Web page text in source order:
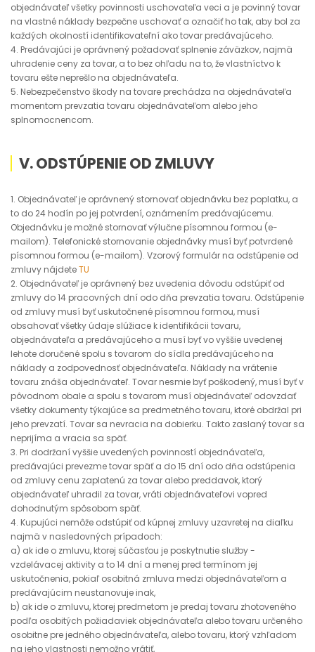
objednávateľ všetky povinnosti uschovateľa veci a je povinný tovar
na vlastné náklady bezpečne uschovať a označiť ho tak, aby bol za
každých okolností identifikovateľní ako tovar predávajúceho.
4. Predávajúci je oprávnený požadovať splnenie záväzkov, najmä
uhradenie ceny za tovar, a to bez ohľadu na to, že vlastníctvo k
tovaru ešte neprešlo na objednávateľa.
5. Nebezpečenstvo škody na tovare prechádza na objednávateľa
momentom prevzatia tovaru objednávateľom alebo jeho
splnomocnencom.
V. ODSTÚPENIE OD ZMLUVY
1. Objednávateľ je oprávnený stornovať objednávku bez poplatku, a
to do 24 hodín po jej potvrdení, oznámením predávajúcemu.
Objednávku je možné stornovať výlučne písomnou formou (e-
mailom). Telefonické stornovanie objednávky musí byť potvrdené
písomnou formou (e-mailom). Vzorový formulár na odstúpenie od
zmluvy nájdeteTU
2. Objednávateľ je oprávnený bez uvedenia dôvodu odstúpiť od
zmluvy do 14 pracovných dní odo dňa prevzatia tovaru. Odstúpenie
od zmluvy musí byť uskutočnené písomnou formou, musí
obsahovať všetky údaje slúžiace k identifikácii tovaru,
objednávateľa a predávajúceho a musí byť vo vyššie uvedenej
lehote doručené spolu s tovarom do sídla predávajúceho na
náklady a zodpovednosť objednávateľa. Náklady na vrátenie
tovaru znáša objednávateľ. Tovar nesmie byť poškodený, musí byť v
pôvodnom obale a spolu s tovarom musí objednávateľ odovzdať
všetky dokumenty týkajúce sa predmetného tovaru, ktoré obdržal pri
jeho prevzatí. Tovar sa nevracia na dobierku. Takto zaslaný tovar sa
neprijíma a vracia sa späť.
3. Pri dodržaní vyššie uvedených povinností objednávateľa,
predávajúci prevezme tovar späť a do 15 dní odo dňa odstúpenia
od zmluvy cenu zaplatenú za tovar alebo preddavok, ktorý
objednávateľ uhradil za tovar, vráti objednávateľovi vopred
dohodnutým spôsobom späť.
4. Kupujúci nemôže odstúpiť od kúpnej zmluvy uzavretej na diaľku
najmä v nasledovných prípadoch:
a) ak ide o zmluvu, ktorej súčasťou je poskytnutie služby -
vzdelávacej aktivity a to 14 dní a menej pred termínom jej
uskutočnenia, pokiaľ osobitná zmluva medzi objednávateľom a
predávajúcim neustanovuje inak,
b) ak ide o zmluvu, ktorej predmetom je predaj tovaru zhotoveného
podľa osobitých požiadaviek objednávateľa alebo tovaru určeného
osobitne pre jedného objednávateľa, alebo tovaru, ktorý vzhľadom
na jeho vlastnosti nemožno vrátiť,